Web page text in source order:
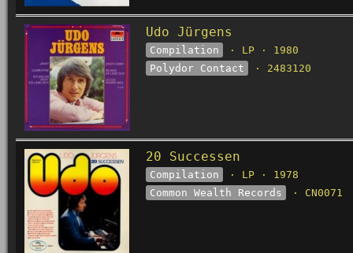
Udo Jürgens
Compilation
· LP · 1980
Polydor Contact
· 2483120
20 Successen
Compilation
· LP · 1978
Common Wealth Records
· CN0071